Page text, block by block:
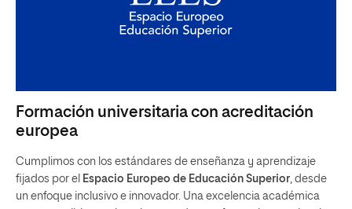
Formación universitaria con acreditación
europea
Cumplimos con los estándares de enseñanza y aprendizaje
fijados por el Espacio Europeo de Educación Superior, desde
un enfoque inclusivo e innovador. Una excelencia académica